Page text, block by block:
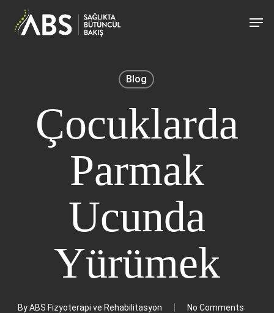
Blog
Çocuklarda
Parmak
Ucunda
Yürümek
ByABS Fizyoterapi ve Rehabilitasyon No Comments